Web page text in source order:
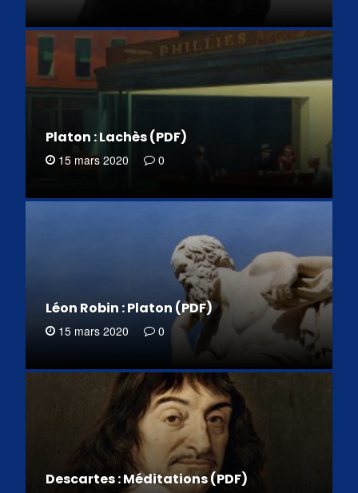
Platon : Lachès (PDF)
15 mars 2020 0
Léon Robin : Platon (PDF)
15 mars 2020 0
Descartes : Méditations (PDF)